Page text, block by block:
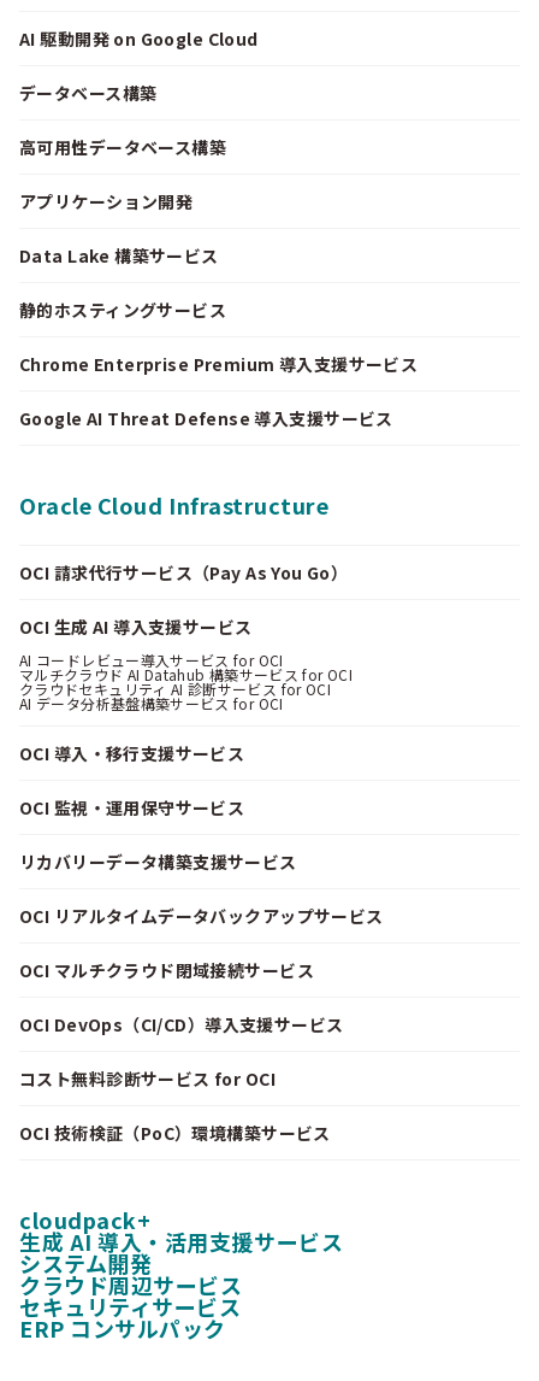
AI 駆動開発 on Google Cloud
データベース構築
高可用性データベース構築
アプリケーション開発
Data Lake 構築サービス
静的ホスティングサービス
Chrome Enterprise Premium 導入支援サービス
Google AI Threat Defense 導入支援サービス
Oracle Cloud Infrastructure
OCI 請求代行サービス（Pay As You Go）
OCI 生成 AI 導入支援サービス
AI コードレビュー導入サービス for OCI
マルチクラウド AI Datahub 構築サービス for OCI
クラウドセキュリティ AI 診断サービス for OCI
AI データ分析基盤構築サービス for OCI
OCI 導入・移行支援サービス
OCI 監視・運用保守サービス
リカバリーデータ構築支援サービス
OCI リアルタイムデータバックアップサービス
OCI マルチクラウド閉域接続サービス
OCI DevOps（CI/CD）導入支援サービス
コスト無料診断サービス for OCI
OCI 技術検証（PoC）環境構築サービス
cloudpack+
生成 AI 導入・活用支援サービス
システム開発
クラウド周辺サービス
セキュリティサービス
ERP コンサルパック